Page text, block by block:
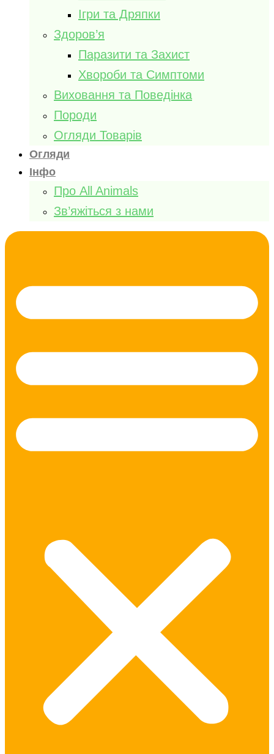
Ігри та Дряпки
Здоров’я
Паразити та Захист
Хвороби та Симптоми
Виховання та Поведінка
Породи
Огляди Товарів
Огляди
Інфо
Про All Animals
Зв’яжіться з нами